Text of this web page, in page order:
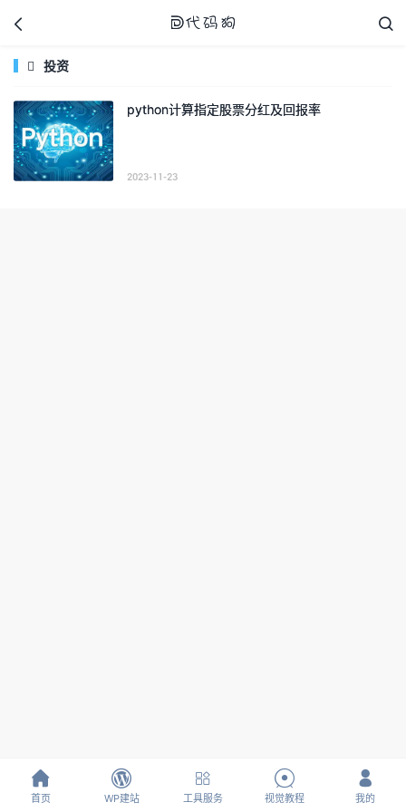

 
 投资
python计算指定股票分红及回报率
2023-11-23

首页

WP建站

工具服务

视觉教程

我的